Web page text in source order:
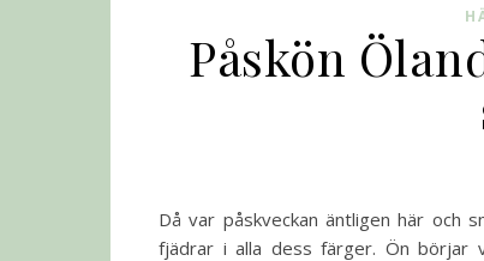
Påskön
Då var påskveckan äntligen här och
fjädrar i alla dess färger. Ön börjar